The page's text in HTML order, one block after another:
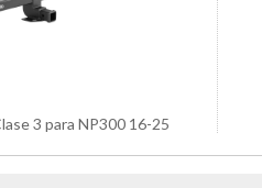
3 para NP300 16-25